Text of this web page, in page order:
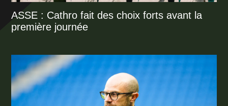
ASSE : Cathro fait des choix forts avant la
première journée